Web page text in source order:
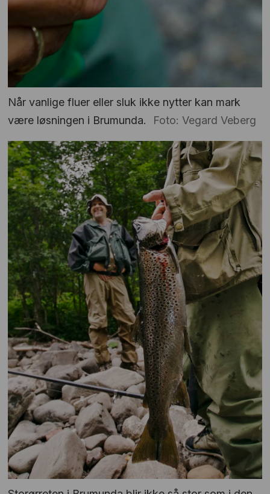
Når vanlige fluer eller sluk ikke nytter kan mark
være løsningen i Brumunda.
Foto: Vegard Veberg